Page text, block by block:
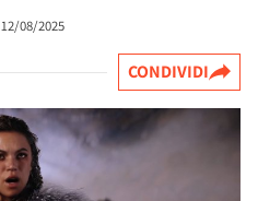
12/08/2025
CONDIVIDI